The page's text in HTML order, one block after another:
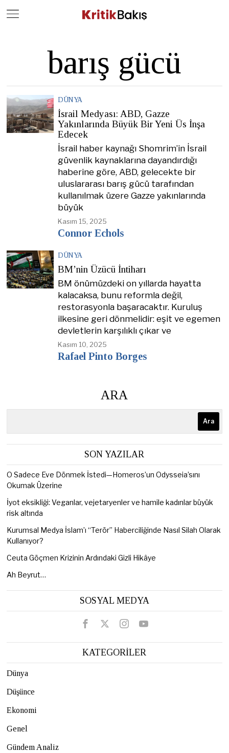
barış gücü
DÜNYA
İsrail Medyası: ABD, Gazze
Yakınlarında Büyük Bir Yeni Üs İnşa
Edecek
İsrail haber kaynağı Shomrim’in İsrail
güvenlik kaynaklarına dayandırdığı
haberine göre, ABD, gelecekte bir
uluslararası barış gücü tarafından
kullanılmak üzere Gazze yakınlarında
büyük
Kasım 15, 2025
Connor Echols
DÜNYA
BM’nin Üzücü İntiharı
BM önümüzdeki on yıllarda hayatta
kalacaksa, bunu reformla değil,
restorasyonla başaracaktır. Kuruluş
ilkesine geri dönmelidir: eşit ve egemen
devletlerin karşılıklı çıkar ve
Kasım 10, 2025
Rafael Pinto Borges
ARA
Ara
SON YAZILAR
O Sadece Eve Dönmek İstedi—Homeros’un Odysseia’sını
Okumak Üzerine
İyot eksikliği: Veganlar, vejetaryenler ve hamile kadınlar büyük
risk altında
Kurumsal Medya İslam’ı “Terör” Haberciliğinde Nasıl Silah Olarak
Kullanıyor?
Ceuta Göçmen Krizinin Ardındaki Gizli Hikâye
Ah Beyrut…
SOSYAL MEDYA
KATEGORİLER
Dünya
Düşünce
Ekonomi
Genel
Gündem Analiz